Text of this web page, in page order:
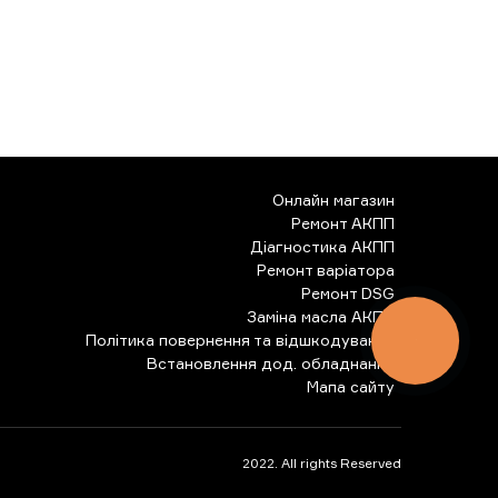
Онлайн магазин
Ремонт АКПП
Діагностика АКПП
Ремонт варіатора
Ремонт DSG
Заміна масла АКПП
Політика повернення та відшкодування
Встановлення дод. обладнання
Мапа сайту
2022. All rights Reserved